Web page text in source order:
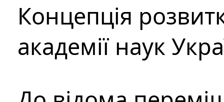
Концепція
академії наук